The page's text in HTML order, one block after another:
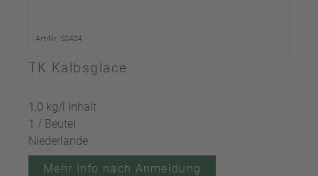
Art-Nr. 52424
TK Kalbsglace
1,0 kg/l Inhalt
1 / Beutel
Niederlande
Mehr Info nach Anmeldung